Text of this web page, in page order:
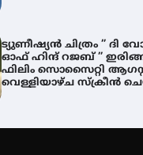
ട്യുണീഷ്യൻ ചിത്രം ” ദി
ഓഫ് ഹിന്ദ് റജബ് ”
ഫിലിം സൊസൈറ്റി
വെള്ളിയാഴ്ച സ്‌ക്രീൻ